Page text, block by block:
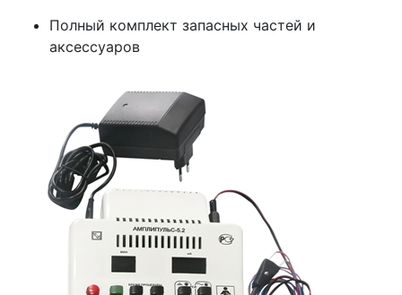
Полный комплект запасных частей и
аксессуаров